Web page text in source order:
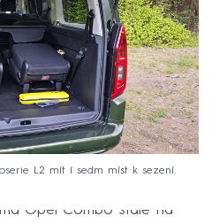
L2 mít í sedm míst k sezení.
Opel Combo stále na